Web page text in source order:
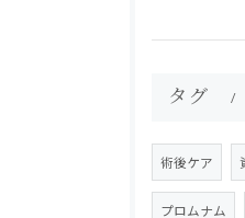
タグ
術後ケア
プロムナム